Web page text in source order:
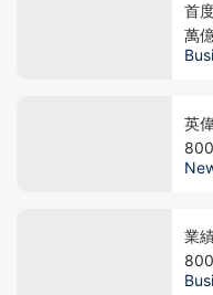
首
萬
球
英
反
業
封